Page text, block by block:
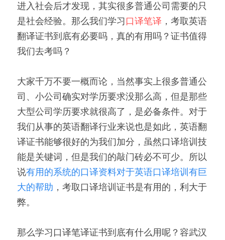
进入社会后才发现，其实很多普通公司需要的只
是社会经验。那么我们学习口译笔译 ，考取英语
翻译证书到底有必要吗，真的有用吗？证书值得
我们去考吗？
大家千万不要一概而论，当然事实上很多普通公
司、小公司确实对学历要求没那么高，但是那些
大型公司学历要求就很高了，是必备条件。对于
我们从事的英语翻译行业来说也是如此，英语翻
译证书能够很好的为我们加分，虽然口译培训技
能是关键词，但是我们的敲门砖必不可少。所以
说有用的系统的口译资料对于英语口译培训有巨
大的帮助 ，考取口译培训证书是有用的，利大于
弊。
那么学习口译笔译证书到底有什么用呢？容武汉